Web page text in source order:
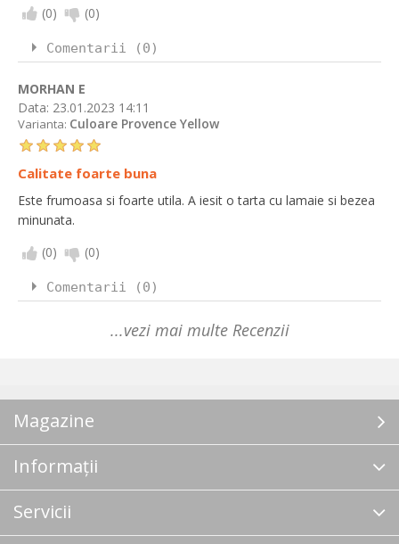
(0) (0)
Comentarii (0)
MORHAN E
Data: 23.01.2023 14:11
Varianta: Culoare Provence Yellow
Calitate foarte buna
Este frumoasa si foarte utila. A iesit o tarta cu lamaie si bezea
minunata.
(0) (0)
Comentarii (0)
...vezi mai multe Recenzii
Magazine
Informații
Servicii